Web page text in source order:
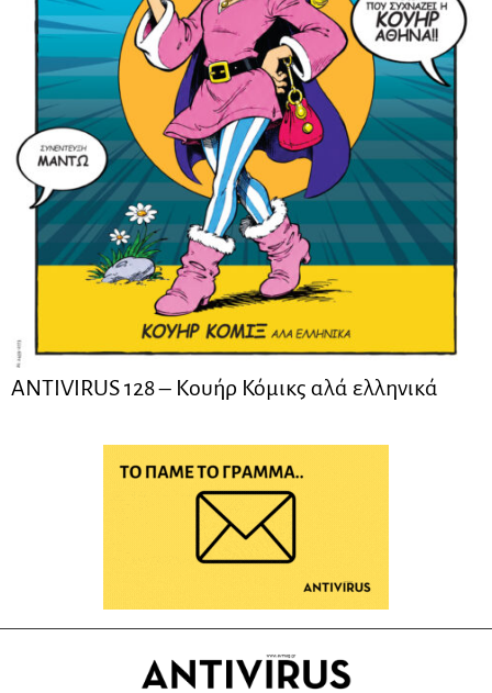
ANTIVIRUS 128 – Kουήρ Κόμικς αλά ελληνικά